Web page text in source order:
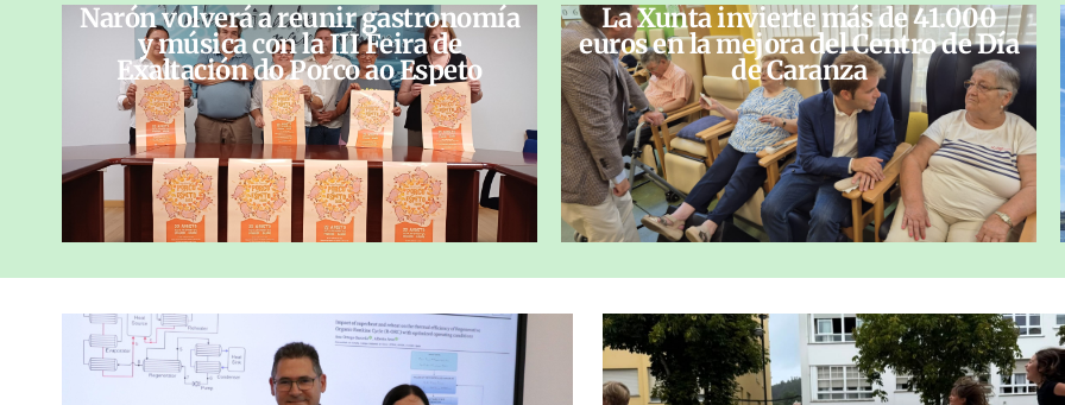
Narón volverá a reunir gastronomía
y música con la III Feira de
Exaltación do Porco ao Espeto
La Xunta invierte más de 41.000
euros en la mejora del Centro de Día
de Caranza